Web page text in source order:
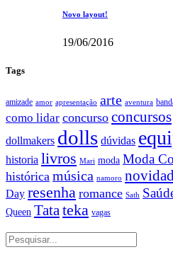
Novo layout!
19/06/2016
Tags
amizade amor apresentação arte aventura
como lidar concurso concursos
dollmakers dolls dúvidas
historia livros Mari moda Moda
histórica música namoro
Day resenha romance Sath
Queen Tata teka vagas